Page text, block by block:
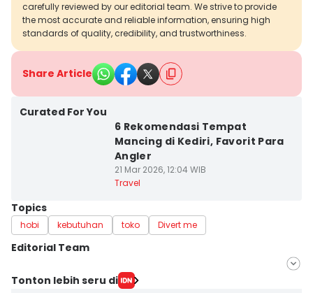
carefully reviewed by our editorial team. We strive to provide
the most accurate and reliable information, ensuring high
standards of quality, credibility, and trustworthiness.
Share Article
Curated For You
6 Rekomendasi Tempat
Mancing di Kediri, Favorit Para
Angler
21 Mar 2026, 12:04 WIB
Travel
Topics
hobi kebutuhan toko Divert me
Editorial Team
Editor
Tonton lebih seru di